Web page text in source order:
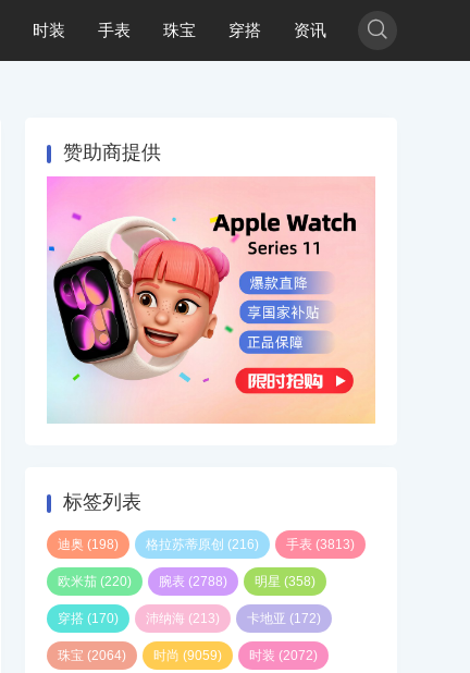
时装 手表 珠宝 穿搭 资讯 
赞助商提供
标签列表
迪奥 (198) 格拉苏蒂原创 (216) 手表 (3813)
欧米茄 (220) 腕表 (2788) 明星 (358)
穿搭 (170) 沛纳海 (213) 卡地亚 (172)
珠宝 (2064) 时尚 (9059) 时装 (2072)